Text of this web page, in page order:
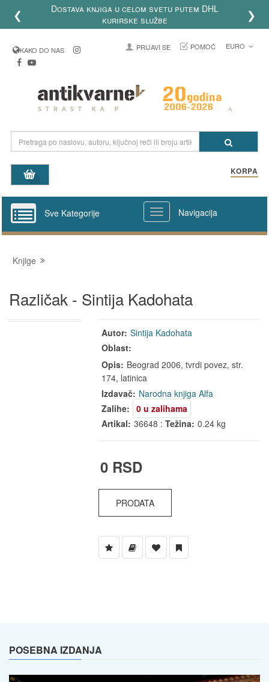
❮
Dostava knjiga u celom svetu putem DHL
kurirske službe
❯
KAKO DO NAS PRIJAVI SE POMOĆ EURO
KORPA
Sve Kategorije Navigacija
Knjige
Različak - Sintija Kadohata
Autor: Sintija Kadohata
Oblast:
Opis: Beograd 2006, tvrdi povez, str.
174, latinica
Izdavač: Narodna knjiga Alfa
Zalihe:
0 u zalihama
Artikal: 36648 :Težina: 0.24 kg
0 RSD
PRODATA
POSEBNA IZDANJA